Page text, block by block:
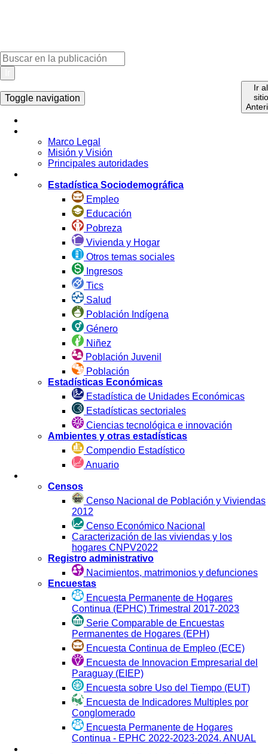
Ir al
sitio
Toggle navigation
Marco Legal
Misión y Visión
Principales autoridades
Estadística Sociodemográfica
Empleo
Educación
Pobreza
Vivienda y Hogar
Otros temas sociales
Ingresos
Tics
Salud
Población Indígena
Género
Niñez
Población Juvenil
Población
Estadísticas Económicas
Estadística de Unidades Económicas
Estadísticas sectoriales
Ciencias tecnológica e innovación
Ambientes y otras estadísticas
Compendio Estadístico
Anuario
Censos
Censo Nacional de Población y Viviendas
2012
Censo Económico Nacional
Caracterización de las viviendas y los
hogares CNPV2022
Registro administrativo
Nacimientos, matrimonios y defunciones
Encuestas
Encuesta Permanente de Hogares
Continua (EPHC) Trimestral 2017-2023
Serie Comparable de Encuestas
Permanentes de Hogares (EPH)
Encuesta Continua de Empleo (ECE)
Encuesta de Innovacion Empresarial del
Paraguay (EIEP)
Encuesta sobre Uso del Tiempo (EUT)
Encuesta de Indicadores Multiples por
Conglomerado
Encuesta Permanente de Hogares
Continua - EPHC 2022-2023-2024. ANUAL